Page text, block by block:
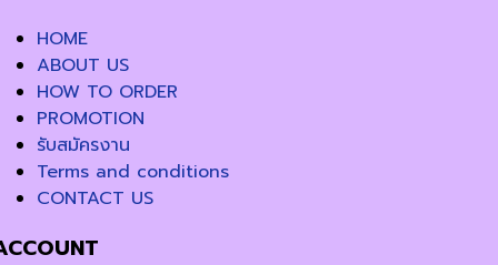
HOME
ABOUT US
HOW TO ORDER
PROMOTION
รับสมัครงาน
Terms and conditions
CONTACT US